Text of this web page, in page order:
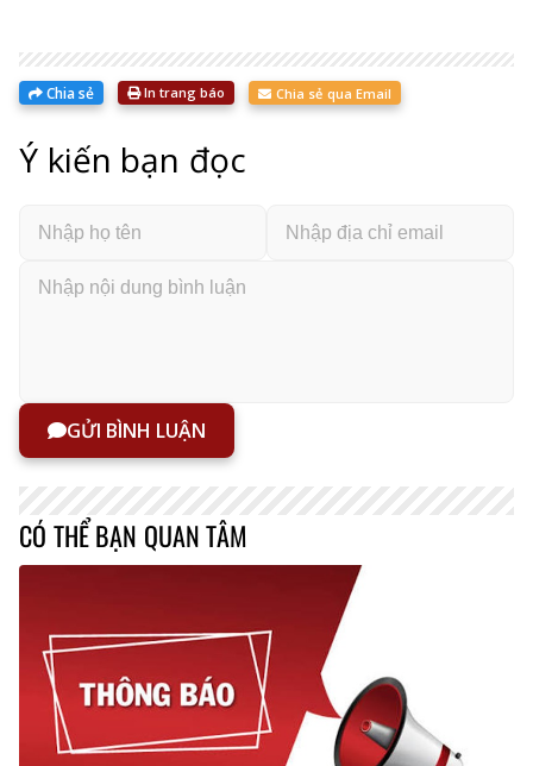
Chia sẻ In trang báo Chia sẻ qua Email
Ý kiến bạn đọc
GỬI BÌNH LUẬN
CÓ THỂ BẠN QUAN TÂM